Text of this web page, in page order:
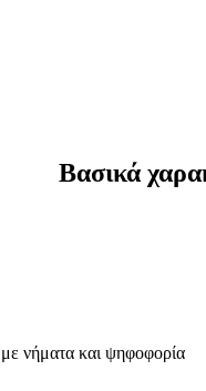
Βασικά
νήματα και ψηφοφορία